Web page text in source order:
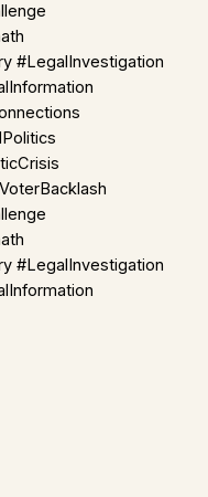
#LegalInvestigation
#LegalInvestigation